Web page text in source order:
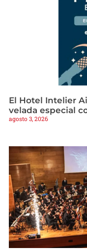
El Hotel Intelier
velada especial
agosto 3, 2026